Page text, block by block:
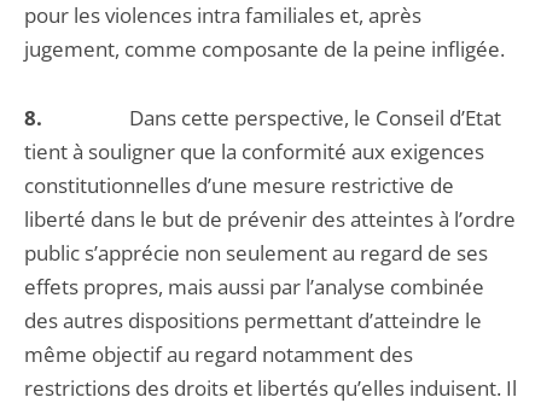
pour les violences intra familiales et, après
jugement, comme composante de la peine infligée.
8. Dans cette perspective, le Conseil d’Etat
tient à souligner que la conformité aux exigences
constitutionnelles d’une mesure restrictive de
liberté dans le but de prévenir des atteintes à l’ordre
public s’apprécie non seulement au regard de ses
effets propres, mais aussi par l’analyse combinée
des autres dispositions permettant d’atteindre le
même objectif au regard notamment des
restrictions des droits et libertés qu’elles induisent. Il